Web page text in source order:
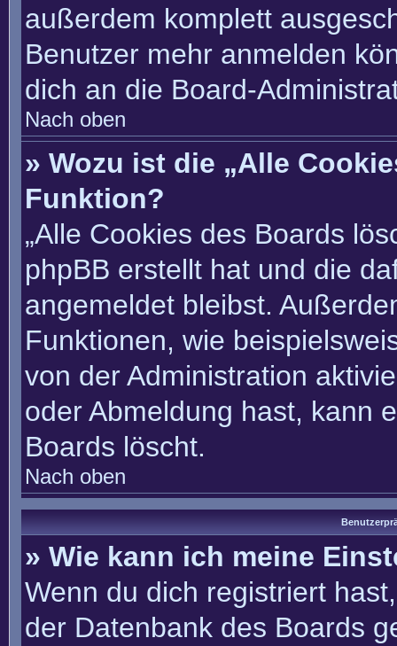
außerdem komplett
Benutzer mehr anmelden
dich an die Board-
Nach oben
» Wozu ist die „Alle
Funktion?
„Alle Cookies des Boards
phpBB erstellt hat und die
angemeldet bleibst.
Funktionen, wie
von der Administration
oder Abmeldung hast, kann
Boards löscht.
Nach oben
» Wie kann ich meine
Wenn du dich registriert
der Datenbank des Boards